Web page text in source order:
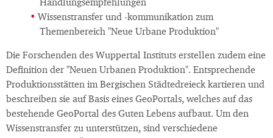
Handlungsempfehlungen
Wissenstransfer und -kommunikation zum
Themenbereich "Neue Urbane Produktion"
Die Forschenden des Wuppertal Instituts erstellen zudem eine
Definition der "Neuen Urbanen Produktion". Entsprechende
Produktionsstätten im Bergischen Städtedreieck kartieren und
beschreiben sie auf Basis eines GeoPortals, welches auf das
bestehende GeoPortal des Guten Lebens aufbaut. Um den
Wissenstransfer zu unterstützen, sind verschiedene